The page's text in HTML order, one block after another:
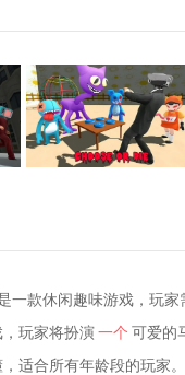
一款休闲趣味游戏，玩家
玩家将扮演 一个 可爱的
适合所有年龄段的玩家。